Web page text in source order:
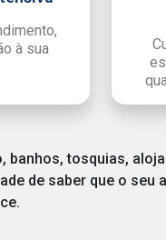
à sua
tosquias,
de saber que o seu